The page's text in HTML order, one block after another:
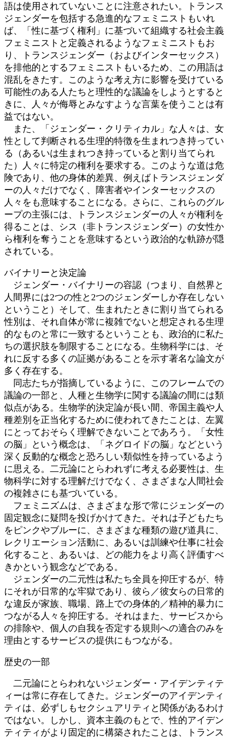
語は使用されていないことに注意されたい。トランス
ジェンダーを包括する急進的なフェミニストもいれ
ば、「性に基づく権利」に基づいて組織する社会主義
フェミニストと定義されるようなフェミニストもお
り、トランスジェンダー（およびインターセックス）
を排他的とするフェミニストもいるため、この用語は
混乱をきたす。このような考え方に影響を受けている
可能性のある人たちと理性的な議論をしようとすると
きに、人々が侮辱とみなすような言葉を使うことは有
益ではない。
また、「ジェンダー・クリティカル」な人々は、女
性として判断される生理的特徴を生まれつき持ってい
る（あるいは生まれつき持っていると割り当てられ
た）人々に特定の権利を要求する。このような道は危
険であり、他の身体的差異、例えばトランスジェンダ
ーの人々だけでなく、障害者やインターセックスの
人々をも意味することになる。さらに、これらのグル
ープの主張には、トランスジェンダーの人々が権利を
得ることは、シス（非トランスジェンダー）の女性か
ら権利を奪うことを意味するという政治的な軌跡が隠
されている。
バイナリーと決定論
ジェンダー・バイナリーの容認（つまり、自然界と
人間界には2つの性と2つのジェンダーしか存在しない
ということ）そして、生まれたときに割り当てられる
性別は、それ自体が常に複雑でないと想定される生理
的なものと常に一致するということも、政治的に私た
ちの選択肢を制限することになる。生物科学には、そ
れに反する多くの証拠があることを示す著名な論文が
多く存在する。
同志たちが指摘しているように、このフレームでの
議論の一部と、人種と生物学に関する議論の間には類
似点がある。生物学的決定論が長い間、帝国主義や人
種差別を正当化するために使われてきたことは、左翼
にとっておそらく理解できないことであろう。「女性
の脳」という概念は、「ネグロイドの脳」などという
深く反動的な概念と恐ろしい類似性を持っているよう
に思える。二元論にとらわれずに考える必要性は、生
物科学に対する理解だけでなく、さまざまな人間社会
の複雑さにも基づいている。
フェミニズムは、さまざまな形で常にジェンダーの
固定観念に疑問を投げかけてきた。それは子どもたち
をピンクやブルーに、さまざまな種類の遊び道具に、
レクリエーション活動に、あるいは訓練や仕事に社会
化すること、あるいは、どの能力をより高く評価すべ
きかという観念などである。
ジェンダーの二元性は私たち全員を抑圧するが、特
にそれが日常的な牢獄であり、彼ら／彼女らの日常的
な違反が家族、職場、路上での身体的／精神的暴力に
つながる人々を抑圧する。それはまた、サービスから
の排除や、個人の自我を否定する規則への適合のみを
理由とするサービスの提供にもつながる。
歴史の一部
二元論にとらわれないジェンダー・アイデンティテ
ィーは常に存在してきた。ジェンダーのアイデンティ
ティは、必ずしもセクシュアリティと関係があるわけ
ではない。しかし、資本主義のもとで、性的アイデン
ティティがより固定的に構築されたことは、トランス